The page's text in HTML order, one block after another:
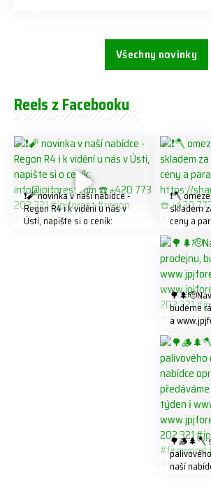
Všechny novinky
Reels z Facebooku
❗️🧨 novinka v naší nabídce -
Regon R4 ℹ️ k vidění u nás v
Ústí, napište si o ceník:
❗️🪓
skladem
ceny a
https://
321
budeme
a
202 321
#biojack
🌳🪵🌲🪓
naší